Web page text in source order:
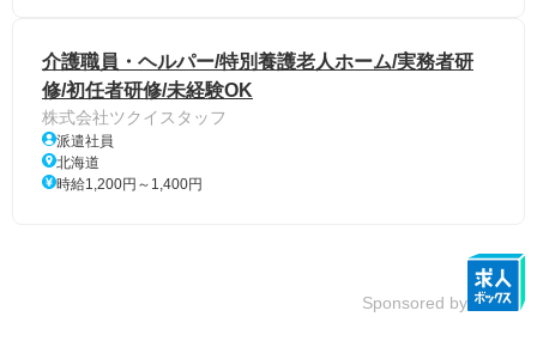
介護職員・ヘルパー/特別養護老人ホーム/実務者研
修/初任者研修/未経験OK
株式会社ツクイスタッフ
派遣社員
北海道
時給1,200円～1,400円
Sponsored by